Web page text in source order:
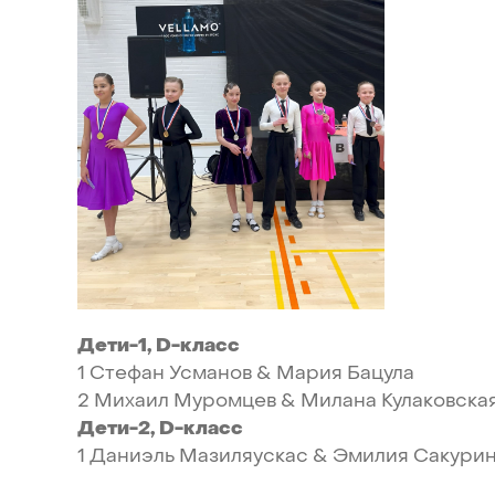
Дети-1, D-класс
1 Стефан Усманов & Мария Бацула
2 Михаил Муромцев & Милана
Дети-2, D-класс
1 Даниэль Мазиляускас & Эмилия